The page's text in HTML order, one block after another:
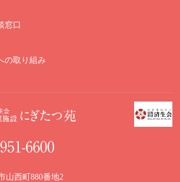
窓口
の取り組み
山西町880番地2